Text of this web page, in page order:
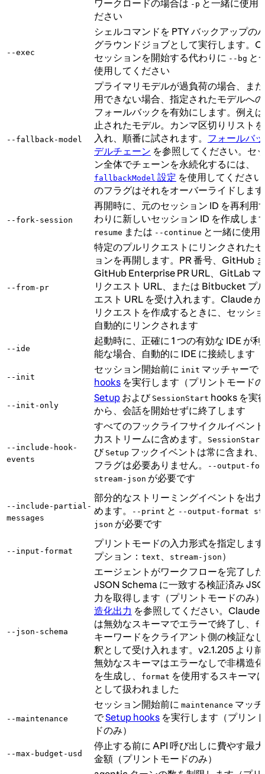
ワークロードの場合は -p と一緒に使用
ださい
--exec
シェルコマンドを PTY バックアップの
グラウンドジョブとして実行します。
セッションを開始する代わりに --bg と
使用してください
--fallback-model
プライマリモデルが過負荷の場合、ま
用できない場合、指定されたモデルへ
フォールバックを有効にします。例え
止されたモデル。カンマ区切りリスト
入れ、順番に試されます。 フォールバ
デルチェーン を参照してください。セ
ン全体でチェーンを永続化するには、
fallbackModel 設定 を使用してくださ
のフラグはそれをオーバーライドします
--fork-session
再開時に、元のセッション ID を再利用
わりに新しいセッション ID を作成しま
resume または --continue と一緒に使用
--from-pr
特定のプルリクエストにリンクされた
ョンを再開します。PR 番号、GitHub
GitHub Enterprise PR URL、GitLab マ
リクエスト URL、または Bitbucket プ
エスト URL を受け入れます。Claude
リクエストを作成するときに、セッシ
自動的にリンクされます
--ide
起動時に、正確に 1 つの有効な IDE が利
能な場合、自動的に IDE に接続します
--init
セッション開始前に init マッチャーで
hooks を実行します（プリントモード
--init-only
Setup および SessionStart hooks を実
から、会話を開始せずに終了します
--include-hook-
events
すべてのフックライフサイクルイベン
力ストリームに含めます。
SessionStart
び Setup フックイベントは常に含まれ
フラグは必要ありません。
--output-
stream-json が必要です
--include-partial-
messages
部分的なストリーミングイベントを出
めます。
--print と --output-format
json が必要です
--input-format
プリントモードの入力形式を指定しま
プション： text 、 stream-json ）
--json-schema
エージェントがワークフローを完了し
JSON Schema に一致する検証済み
力を取得します（プリントモードのみ
造化出力 を参照してください。Claude
は無効なスキーマでエラーで終了し、
キーワードをクライアント側の検証な
釈として受け入れます。v2.1.205 より
無効なスキーマはエラーなしで非構造
を生成し、
format を使用するスキーマ
として扱われました
--maintenance
セッション開始前に maintenance マッ
でSetup hooks を実行します（プリン
ドのみ）
--max-budget-usd
停止する前に API 呼び出しに費やす最
金額（プリントモードのみ）